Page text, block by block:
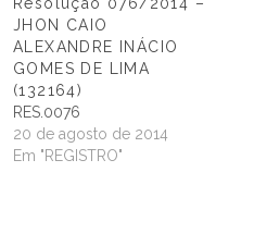
JHON CAIO
ALEXANDRE INÁCIO
GOMES DE LIMA
(132164)
RES.0076
20 de agosto de 2014
Em "REGISTRO"